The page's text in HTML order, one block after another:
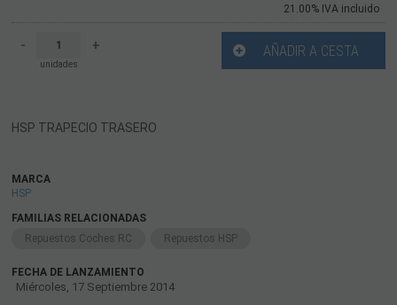
21.00% IVA incluido
-
unidades
+ AÑADIR A CESTA
HSP TRAPECIO TRASERO
MARCA
HSP
FAMILIAS RELACIONADAS
Repuestos Coches RC
Repuestos HSP
FECHA DE LANZAMIENTO
Miércoles, 17 Septiembre 2014